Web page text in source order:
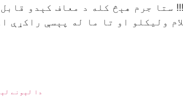
ستا جرم هېڅ کله د معاف کېدو
وليکلو او تا ما له پېسې راکړې
دا لېونے